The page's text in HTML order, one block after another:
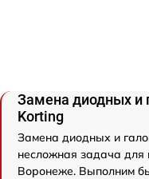
Замена диодных и
Korting
Замена диодных и
несложная задача для
Воронеже. Выполним